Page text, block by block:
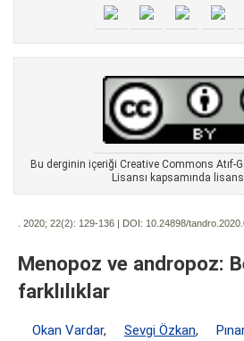
Bu derginin içeriği Creative Commons Atıf-
Lisansı kapsamında
. 2020; 22(2): 129-136 | DOI: 10.24898/
Menopoz ve andropoz:
farklılıklar
Okan Vardar, Sevgi Özkan,